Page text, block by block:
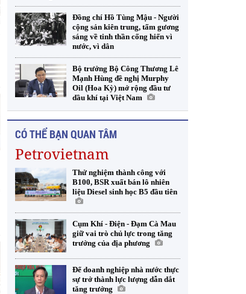
Đồng chí Hồ Tùng Mậu - Người
cộng sản kiên trung, tấm gương
sáng về tinh thần cống hiến vì
nước, vì dân
Bộ trưởng Bộ Công Thương Lê
Mạnh Hùng đề nghị Murphy
Oil (Hoa Kỳ) mở rộng đầu tư
dầu khí tại Việt Nam
CÓ THỂ BẠN QUAN TÂM
Petrovietnam
Thử nghiệm thành công với
B100, BSR xuất bán lô nhiên
liệu Diesel sinh học B5 đầu tiên
Cụm Khí - Điện - Đạm Cà Mau
giữ vai trò chủ lực trong tăng
trưởng của địa phương
Để doanh nghiệp nhà nước thực
sự trở thành lực lượng dẫn dắt
tăng trưởng